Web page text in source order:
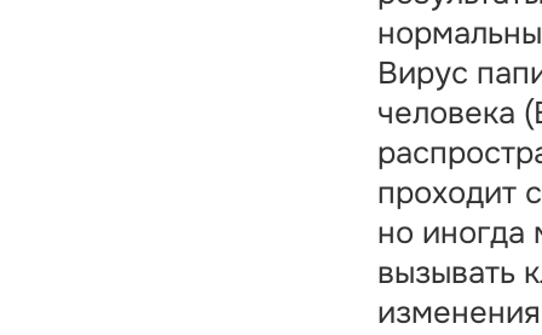
Вирус
человека
проходит
но иногда
вызывать